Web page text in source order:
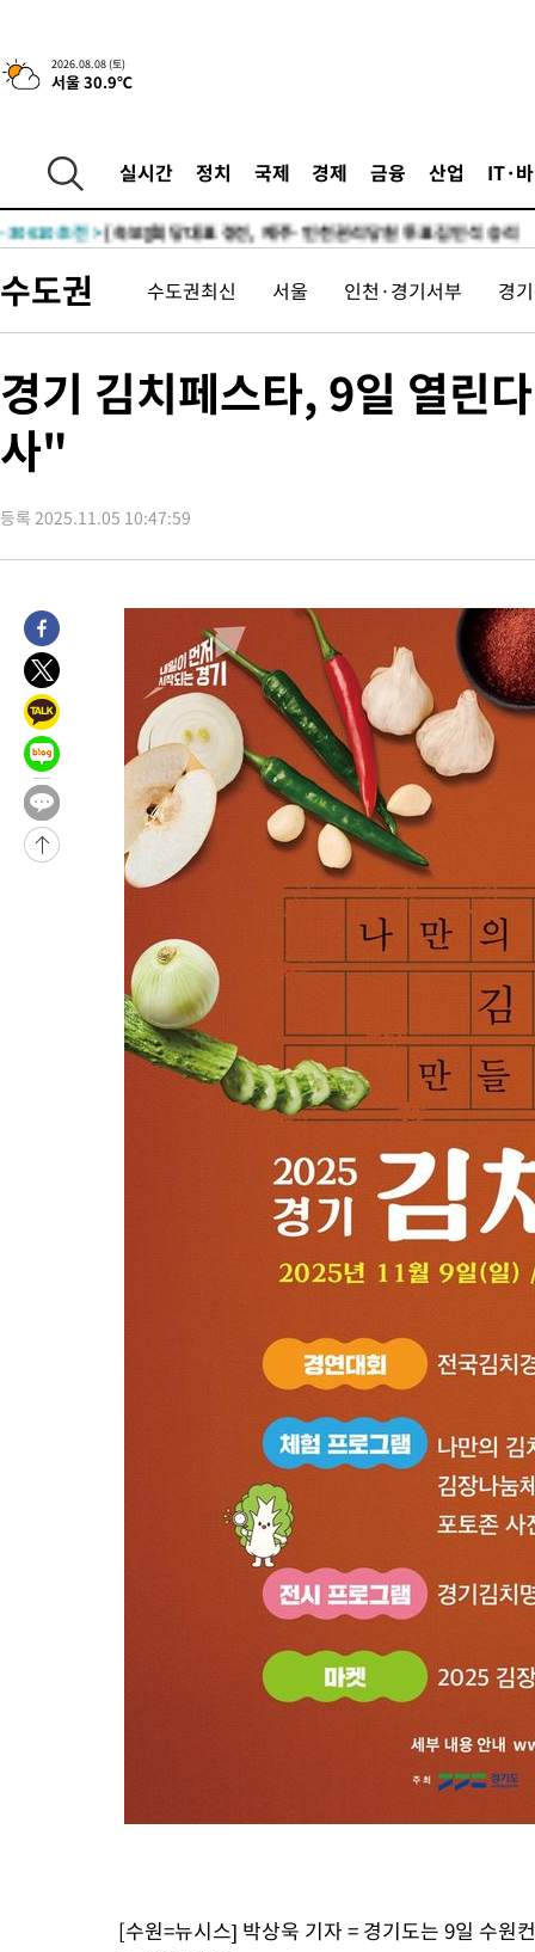
2026.08.08 (토)
서울 30.9℃
실시간 정치 국제 경제 금융 산업 IT·
5시간 전 >[속보]뉴욕증시 상승 마감…S&P 0.6% 나스닥 1.3%↑
-31906초 전 >[속보]與최고위원 제주·인천 순회경선…박선원·최민희·서미
청래 44.56%
-31141초 전 >
[속보]與 대표 경선 제주·인천 당원투표…金 47.75%·鄭
42.08%·宋 10.17%
-30675초 전 >
것"
-30610초 전 >[속보]與 당대표 경선, 제주·인천 권리당원 투표 김민석 승리
-23654초 전 >
[속보]이강인 "감독님이 원하는 마음 느꼈고, 많은 트로피 원해
-23436초 전 >수도권 40도 육박 '펄펄'…동해안 일부 지역엔 호의주의보
-16350초 전 >강릉에 시간당 81.4㎜ 물폭탄…도로 잠기고 담벼락 붕괴
-12457초 전 >
-10167초 전 >
-7077초 전 >여수 오동도 해상서 모터보트 전복…1명 사망·1명 실종
-3304초 전 >극한폭염 한풀 꺾이지만…'낮 최고 35도' 무더위, 열대야 계속[
19분 전 >
[속보]'압수수색·성접대 논란' 축구협회 "실망과 걱정 안겨드려 죄
3시간 전 >
'최고 37도' 폭염 지속…강원동해안 최대 150㎜ 비
5시간 전 >
[속보]뉴욕증시 상승 마감…S&P 0.6% 나스닥 1.3%↑
-31906초 전 >
[속보]與최고위원 제주·인천 순회경선…박선원·최민희·서미
한민수·김용 순
-31859초 전 >
[속보]김민석, 與 전대 당원투표 누적 득표율 45.42%로 1위…
청래 44.56%
-31141초 전 >
[속보]與 대표 경선 제주·인천 당원투표…金 47.75%·鄭
42.08%·宋 10.17%
-30675초 전 >
이강인 "아틀레티코 이적 기뻐…등번호 7번 의미보단 팀 위해
것"
-30610초 전 >
[속보]與 당대표 경선, 제주·인천 권리당원 투표 김민석 승리
낮 최고 35도 '무더위'…동해안 시간당 30㎜ '강한 비'[내일날
[속보]이강인 "감독님이 원하는 마음 느꼈고, 많은 트로피 원해
수도권 40도 육박 '펄펄'…동해안 일부 지역엔 호의주의보
온열질환 사망자 3명 늘어…누적 환자 3000명 돌파
강릉에 시간당 81.4㎜ 물폭탄…도로 잠기고 담벼락 붕괴
백운산서 80년근 천종산삼 9뿌리 발견…감정가 1.3억원
선재도서 해루질 나섰다 실종 60대, 닷새 만에 숨진 채 발견
여수 오동도 해상서 모터보트 전복…1명 사망·1명 실종
극한폭염 한풀 꺾이지만…'낮 최고 35도' 무더위, 열대야 계속[
축구협회 "압수수색·성접대 논란 사과…쇄신의 기회로 삼겠다"
[속보]'압수수색·성접대 논란' 축구협회 "실망과 걱정 안겨드려 죄
'최고 37도' 폭염 지속…강원동해안 최대 150㎜ 비
[속보]뉴욕증시 상승 마감…S&P 0.6% 나스닥 1.3%↑
수도권 수도권최신 서울 인천·경기서부 경
경기 김치페스타, 9일 열
사"
등록 2025.11.05 10:47:59
[수원=뉴시스] 박상욱 기자 = 경기도는 9일 수원